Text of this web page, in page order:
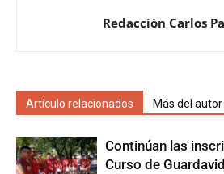
Redacción Carlos
Artículo relacionados Más del autor
Continúan las
Curso de